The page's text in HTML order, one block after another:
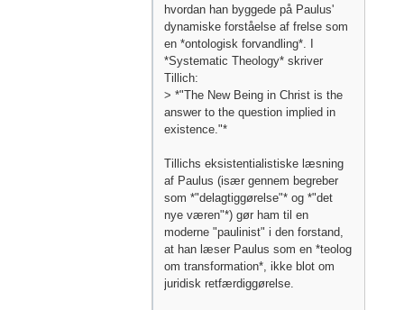
hvordan han byggede på Paulus'
dynamiske forståelse af frelse som
en *ontologisk forvandling*. I
*Systematic Theology* skriver
Tillich:
> *"The New Being in Christ is the
answer to the question implied in
existence."*
Tillichs eksistentialistiske læsning
af Paulus (især gennem begreber
som *"delagtiggørelse"* og *"det
nye væren"*) gør ham til en
moderne "paulinist" i den forstand,
at han læser Paulus som en *teolog
om transformation*, ikke blot om
juridisk retfærdiggørelse.